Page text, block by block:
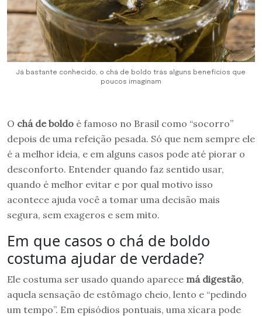
Já bastante conhecido, o chá de boldo trás alguns benefícios que
poucos imaginam
O chá de boldo é famoso no Brasil como “socorro”
depois de uma refeição pesada. Só que nem sempre ele
é a melhor ideia, e em alguns casos pode até piorar o
desconforto. Entender quando faz sentido usar,
quando é melhor evitar e por qual motivo isso
acontece ajuda você a tomar uma decisão mais
segura, sem exageros e sem mito.
Em que casos o chá de boldo
costuma ajudar de verdade?
Ele costuma ser usado quando aparece má digestão,
aquela sensação de estômago cheio, lento e “pedindo
um tempo”. Em episódios pontuais, uma xícara pode